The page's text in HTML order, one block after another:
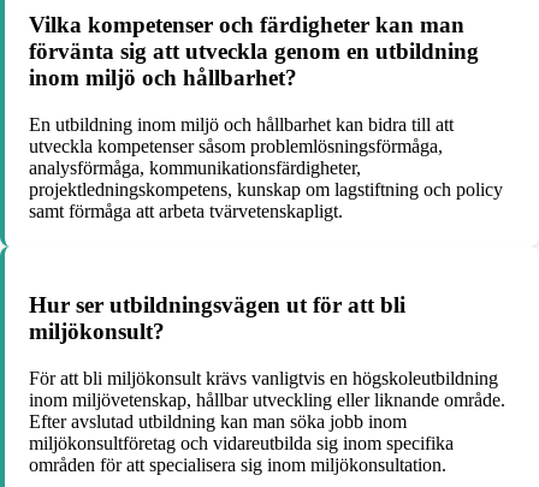
Vilka kompetenser och färdigheter kan man
förvänta sig att utveckla genom en utbildning
inom miljö och hållbarhet?
En utbildning inom miljö och hållbarhet kan bidra till att
utveckla kompetenser såsom problemlösningsförmåga,
analysförmåga, kommunikationsfärdigheter,
projektledningskompetens, kunskap om lagstiftning och policy
samt förmåga att arbeta tvärvetenskapligt.
Hur ser utbildningsvägen ut för att bli
miljökonsult?
För att bli miljökonsult krävs vanligtvis en högskoleutbildning
inom miljövetenskap, hållbar utveckling eller liknande område.
Efter avslutad utbildning kan man söka jobb inom
miljökonsultföretag och vidareutbilda sig inom specifika
områden för att specialisera sig inom miljökonsultation.